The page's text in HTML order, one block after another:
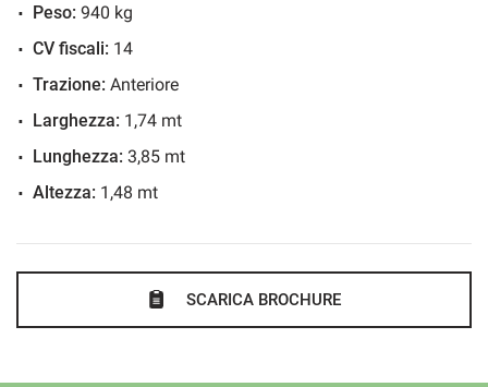
Immobilizzatore elettronico
Riconoscimento dei segnali stradali
Sensore di luce
Sensori di parcheggio posteriori
Servosterzo
Navigatore satellitare
Telecamera per parcheggio assistito
Peso: 940 kg
CV fiscali: 14
Trazione: Anteriore
Larghezza: 1,74 mt
Lunghezza: 3,85 mt
Altezza: 1,48 mt
SCARICA BROCHURE